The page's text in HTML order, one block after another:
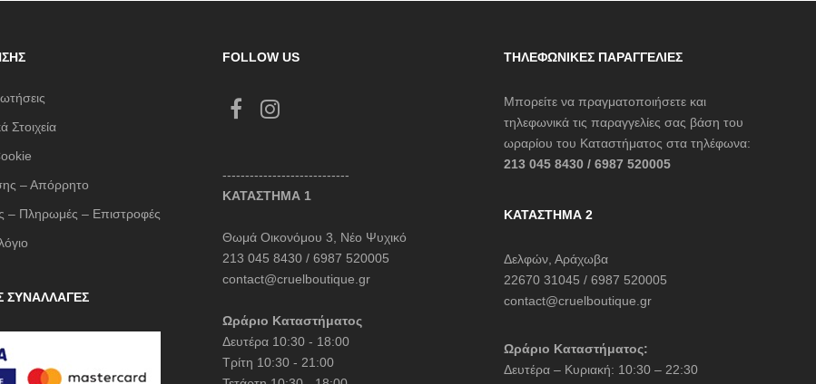
Στοιχεία
– Απόρρητο
– Πληρωμές – Επιστροφές
ΣΥΝΑΛΛΑΓΕΣ
FOLLOW US
----------------------------
ΚΑΤΑΣΤΗΜΑ 1
Θωμά Οικονόμου 3, Νέο Ψυχικό
213 045 8430 / 6987 520005
contact@cruelboutique.gr
Ωράριο Καταστήματος
Δευτέρα 10:30 - 18:00
Τρίτη 10:30 - 21:00
ΤΗΛΕΦΩΝΙΚΈΣ ΠΑΡΑΓΓΕΛΊΕΣ
Μπορείτε να πραγματοποιήσετε και
τηλεφωνικά τις παραγγελίες σας βάση του
ωραρίου του Καταστήματος στα τηλέφωνα:
213 045 8430 / 6987 520005
ΚΑΤΆΣΤΗΜΑ 2
Δελφών, Αράχωβα
22670 31045 / 6987 520005
contact@cruelboutique.gr
Ωράριο Καταστήματος:
Δευτέρα – Κυριακή: 10:30 – 22:30